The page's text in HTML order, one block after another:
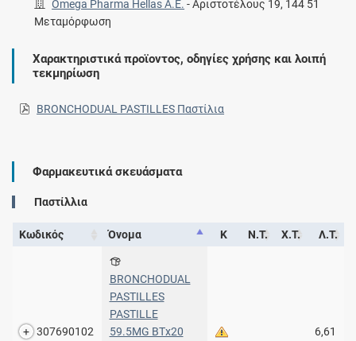
Omega Pharma Hellas A.E. -Αριστοτέλους 19, 144 51
Μεταμόρφωση
Χαρακτηριστικά προϊοντος, οδηγίες χρήσης και λοιπή
τεκμηρίωση
BRONCHODUAL PASTILLES Παστίλια
Φαρμακευτικά σκευάσματα
Παστίλλια
Κωδικός Όνομα Κ Ν.Τ. Χ.Τ. Λ.Τ.
307690102
BRONCHODUAL
PASTILLES
PASTILLE
59.5MG ΒΤx20
6,61